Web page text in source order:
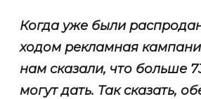
Когда уже были
ходом рекламная
нам сказали, что больше
могут дать. Так сказать,